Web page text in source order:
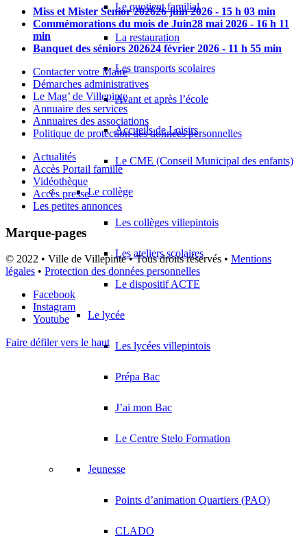
Le quotient familial
La restauration
Les transports scolaires
Avant et après l’école
Accueils de Loisirs
Le CME (Conseil Municipal des enfants)
Le collège
Les collèges villepintois
Les ateliers scolaires
Le dispositif ACTE
Le lycée
Les lycées villepintois
Prépa Bac
J’ai mon Bac
Le Centre Stelo Formation
Jeunesse
Points d’animation Quartiers (PAQ)
CLADO
Miss et Mister Senior 202626 juin 2026 - 15 h 03 min
Commémorations du mois de Juin28 mai 2026 - 16 h 11
min
Banquet des séniors 202624 février 2026 - 11 h 55 min
Contacter votre Maire
Démarches administratives
Le Mag’ de Villepinte
Annuaire des services
Annuaires des associations
Politique de protection des données personnelles
Actualités
Accès Portail famille
Vidéothèque
Accès presse
Les petites annonces
Marque-pages
© 2022 • Ville de Villepinte • Tous droits réservés • Mentions
légales • Protection des données personnelles
Facebook
Instagram
Youtube
Faire défiler vers le haut